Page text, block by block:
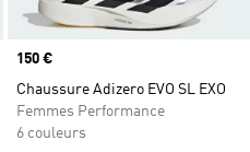
Prix
150 €
Chaussure Adizero EVO SL EXO
Femmes Performance
6 couleurs